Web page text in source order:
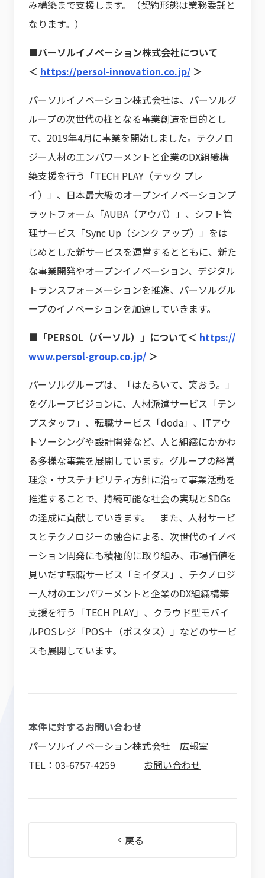
み構築まで支援します。（契約形態は業務委託と
なります。）
■パーソルイノベーション株式会社について
＜ https://persol-innovation.co.jp/ ＞
パーソルイノベーション株式会社は、パーソルグ
ループの次世代の柱となる事業創造を目的とし
て、2019年4月に事業を開始しました。テクノロ
ジー人材のエンパワーメントと企業のDX組織構
築支援を行う「TECH PLAY（テック プレ
イ）」、日本最大級のオープンイノベーションプ
ラットフォーム「AUBA（アウバ）」、シフト管
理サービス「Sync Up（シンク アップ）」をは
じめとした新サービスを運営するとともに、新た
な事業開発やオープンイノベーション、デジタル
トランスフォーメーションを推進、パーソルグル
ープのイノベーションを加速していきます。
■「PERSOL（パーソル）」について＜ https://
www.persol-group.co.jp/ ＞
パーソルグループは、「はたらいて、笑おう。」
をグループビジョンに、人材派遣サービス「テン
プスタッフ」、転職サービス「doda」、ITアウ
トソーシングや設計開発など、人と組織にかかわ
る多様な事業を展開しています。グループの経営
理念・サステナビリティ方針に沿って事業活動を
推進することで、持続可能な社会の実現とSDGs
の達成に貢献していきます。 また、人材サービ
スとテクノロジーの融合による、次世代のイノベ
ーション開発にも積極的に取り組み、市場価値を
見いだす転職サービス「ミイダス」、テクノロジ
ー人材のエンパワーメントと企業のDX組織構築
支援を行う「TECH PLAY」、クラウド型モバイ
ルPOSレジ「POS＋（ポスタス）」などのサービ
スも展開しています。
本件に対するお問い合わせ
パーソルイノベーション株式会社 広報室
TEL：03-6757-4259 ｜ お問い合わせ
戻る